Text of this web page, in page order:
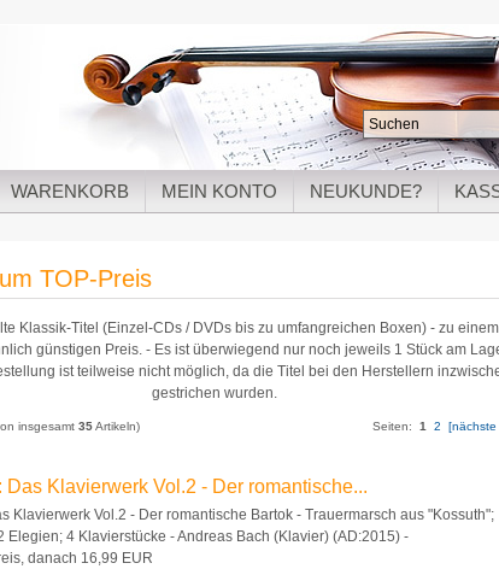
WARENKORB MEIN KONTO NEUKUNDE?
TOP-Preis
Klassik-Titel (Einzel-CDs / DVDs bis zu umfangreichen Boxen) - zu einem
günstigen Preis. - Es ist überwiegend nur noch jeweils 1 Stück am
ist teilweise nicht möglich, da die Titel bei den Herstellern
gestrichen wurden.
insgesamt 35Artikeln) Seiten: 1 2 [nächste
Das Klavierwerk Vol.2 - Der romantische...
Klavierwerk Vol.2 - Der romantische Bartok - Trauermarsch aus "Kossuth";
Elegien; 4 Klavierstücke - Andreas Bach (Klavier) (AD:2015) -
danach 16,99 EUR